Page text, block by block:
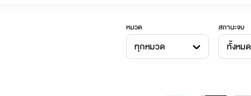
หมวด
ทุกหมวด
สถานะจบ
ทั้งหมด